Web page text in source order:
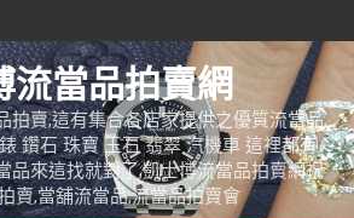
流當品拍賣網
拍賣,這有集合各店家提供之優質流當品,
鑽石 珠寶 玉石 翡翠 汽機車 這裡都有
品來這找就對了,凱士博流當品拍賣網祝
賣,當舖流當品,流當品拍賣會